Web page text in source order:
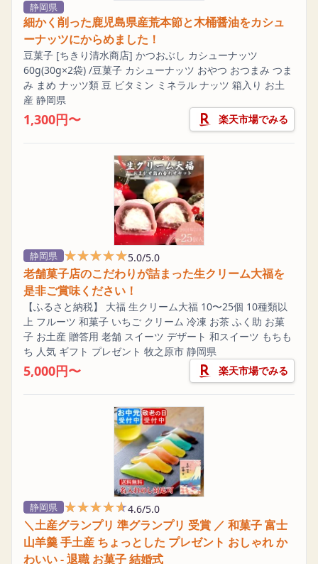
静岡県
細かく削った鹿児島県産荒本節と木桶醤油をカシュ
ーナッツにからめました！
豆菓子 [ちきり清水商店] かつおぶし カシューナッツ
60g(30g×2袋) /豆菓子 カシューナッツ おやつ おつまみ つま
み まめ ナッツ類 豆 ビタミン ミネラル ナッツ 箱入り お土
産 静岡県
1,300円〜 楽天市場でみる
静岡県 ★★★★★
★★★★★5.0/5.0
老舗菓子店のこだわりが詰まった生クリーム大福を
是非ご賞味ください！
【ふるさと納税】 大福 生クリーム大福 10〜25個 10種類以
上 フルーツ 和菓子 いちご クリーム 冷凍 お茶 ふく助 お菓
子 お土産 贈答用 老舗 スイーツ デザート 和スイーツ もちも
ち 人気 ギフト プレゼント 牧之原市 静岡県
5,000円〜 楽天市場でみる
静岡県 ★★★★★
★★★★★4.6/5.0
＼土産グランプリ 準グランプリ 受賞 ／ 和菓子 富士
山羊羹 手土産 ちょっとした プレゼント おしゃれ か
わいい - 退職 お菓子 結婚式